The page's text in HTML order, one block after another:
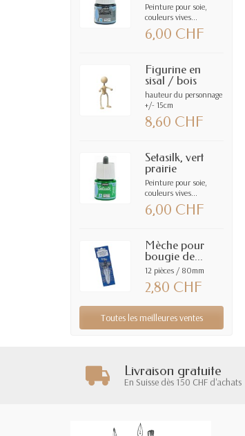
Peinture pour soie,
couleurs vives...
6,00 CHF
Figurine en
sisal / bois
hauteur du personnage
+/- 15cm
8,60 CHF
Setasilk, vert
prairie
Peinture pour soie,
couleurs vives...
6,00 CHF
Mèche pour
bougie de...
12 pièces / 80mm
2,80 CHF
Toutes les meilleures ventes
Livraison gratuite
En Suisse dès 150 CHF d'achats